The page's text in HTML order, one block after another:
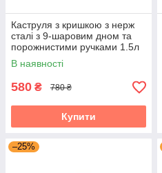
Каструля з кришкою з нерж
сталі з 9-шаровим дном та
порожнистими ручками 1.5л
для індукції та газу Kamille
KM-4910
В наявності
580 ₴ 780 ₴
Купити
–25%